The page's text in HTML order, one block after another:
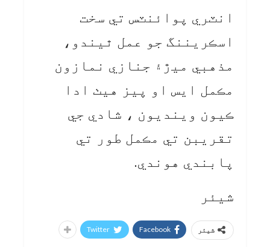
انٽري پوائنٽس تي سخت
اسڪريننگ جو عمل ٿيندو،
مذهبي ميڙ۽ جنازي نمازون
مڪمل ايس او پيز هيٺ ادا
ڪيون وينديون ، شادي جي
تقريبن تي مڪمل طور تي
پابندي هوندي.
شیئر
شیئر Facebook
Twitter